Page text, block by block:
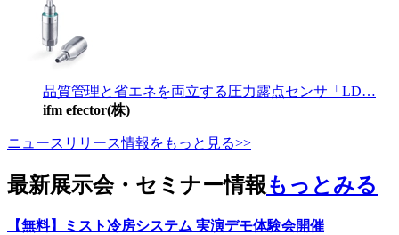
品質管理と省エネを両立する圧力露点センサ「LD…
ifm efector(株)
ニュースリリース情報をもっと見る>>
最新展示会・セミナー情報もっとみる
【無料】ミスト冷房システム 実演デモ体験会開催